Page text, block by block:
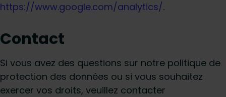
https://www.google.com/analytics/.
Contact
Si vous avez des questions sur notre politique de
protection des données ou si vous souhaitez
exercer vos droits, veuillez contacter